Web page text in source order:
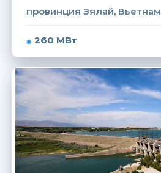
провинция Зялай, Вьетнам
260 МВт